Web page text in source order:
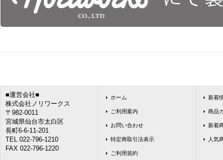
■運営会社■
株式会社ノリワークス
〒982-0011
宮城県仙台市太白区
長町6-6-11-201
TEL 022-796-1210
FAX 022-796-1220
ホーム
ご利用案内
お問い合わせ
特定商取引法表示
ご利用規約
新着
商品
新着
人気